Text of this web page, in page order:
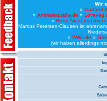
Wir
» Manfred
» Animalequality.de »
» Bund-
(Marcus Petersen-Clausen ist
» WWF.de »
(wir haben allerdings